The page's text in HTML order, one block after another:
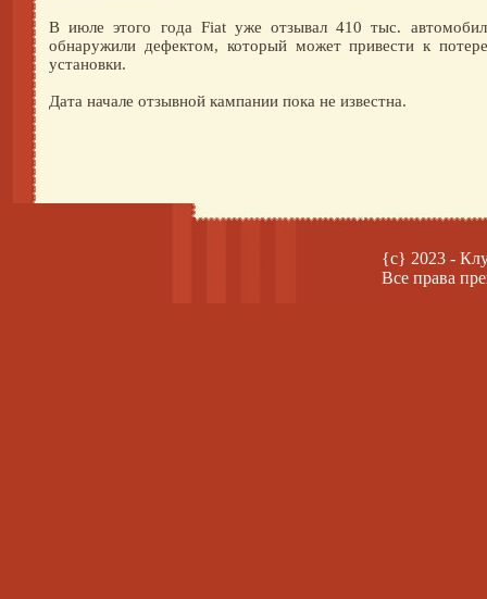
В июле этого года Fiat уже отзывал 410 тыс.
обнаружили дефектом, который может привести к потере
установки.
Дата начале отзывной кампании пока не известна.
{c} 2023 -
Все права